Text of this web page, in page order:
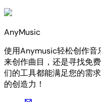
AnyMusic
使用Anymusic轻松创作音
来创作曲目，还是寻找免
们的工具都能满足您的需
的创造力！